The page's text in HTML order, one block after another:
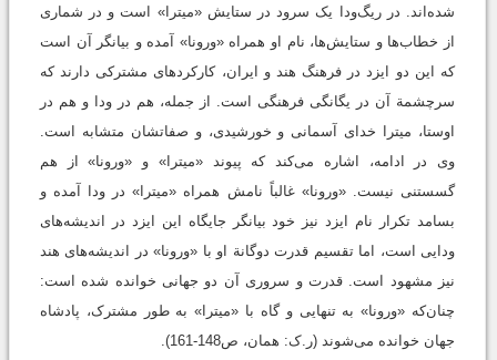
شده‌اند. در ریگ‌ودا یک سرود در ستایش «میترا» است و در شماری
از خطاب‌ها و ستایش‌ها، نام او همراه «ورونا» آمده و بیانگر آن است
که این دو ایزد در فرهنگ هند و ایران، کارکردهای مشترکی دارند که
سرچشمة آن در یگانگی فرهنگی است. از جمله، هم در ودا و هم در
اوستا، میترا خدای آسمانی و خورشیدی، و صفاتشان متشابه است.
وی در ادامه، اشاره می‌کند که پیوند «میترا» و «ورونا» از هم
گسستنی نیست. «ورونا» غالباً نامش همراه «میترا» در ودا آمده و
بسامد تکرار نام ایزد نیز خود بیانگر جایگاه این ایزد در اندیشه‌های
ودایی است، اما تقسیم قدرت دوگانة او با «ورونا» در اندیشه‌های هند
نیز مشهود است. قدرت و سروری آن دو جهانی خوانده شده است:
چنان‌که «ورونا» به تنهایی و گاه با «میترا» به طور مشترک، پادشاه
جهان خوانده می‌شوند (ر.ک: همان، ص148-161).